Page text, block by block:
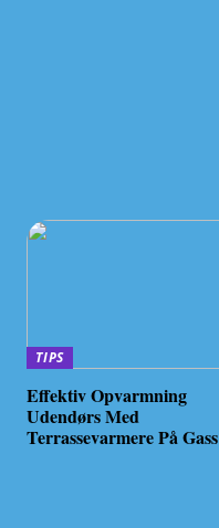
TIPS
Effektiv Opvarmning
Udendørs Med
Terrassevarmere På Gass